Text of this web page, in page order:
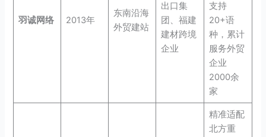
羽诚网络 2013年
东南沿海
外贸建站
出口集
团、福建
建材跨境
企业
支持
20+语
种，累计
服务外贸
企业
2000余
家
精准适配
北方重